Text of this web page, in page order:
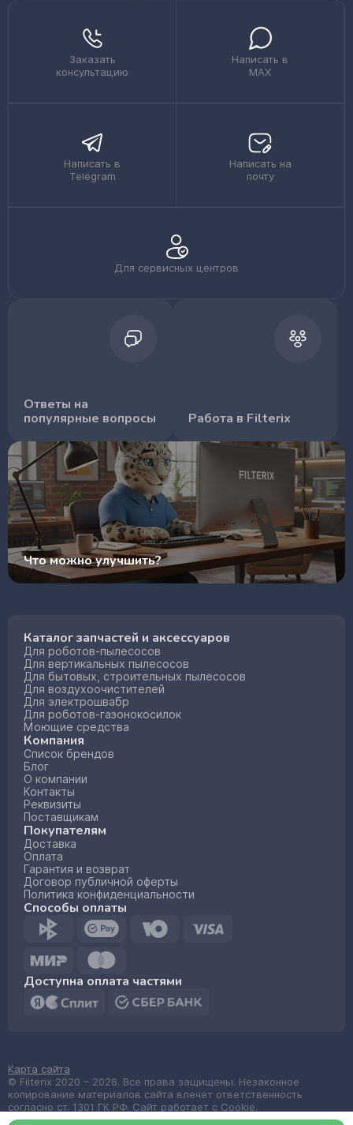
Заказать
консультацию
Написать в
MAX
Написать в
Telegram
Написать на
почту
Для сервисных центров
Ответы на
популярные вопросы
Работа в Filterix
Что можно улучшить?
Каталог запчастей и аксессуаров
Для роботов-пылесосов
Для вертикальных пылесосов
Для бытовых, строительных пылесосов
Для воздухоочистителей
Для электрошвабр
Для роботов-газонокосилок
Моющие средства
Компания
Список брендов
Блог
О компании
Контакты
Реквизиты
Поставщикам
Покупателям
Доставка
Оплата
Гарантия и возврат
Договор публичной оферты
Политика конфиденциальности
Способы оплаты
Доступна оплата частями
© Filterix 2020 – 2026. Все права защищены. Незаконное
копирование материалов сайта влечет ответственность
согласно ст. 1301 ГК РФ. Сайт работает с Cookie.
Карта сайта